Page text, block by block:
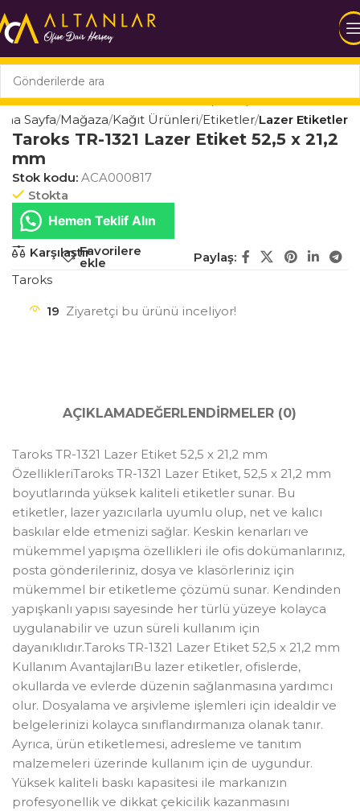
Sayfa Mağaza Kağıt Ürünleri Etiketler Lazer Etiketler
Taroks TR-1321 Lazer Etiket 52,5 x 21,2
mm
Stok kodu: ACA000817
Stokta
Hemen Teklif Alın
KarşılaştırFavorilere
ekle
Paylaş:
Taroks
19 Ziyaretçi bu ürünü inceliyor!
AÇIKLAMADEĞERLENDIRMELER (0)
Taroks TR-1321 Lazer Etiket 52,5 x 21,2 mm
ÖzellikleriTaroks TR-1321 Lazer Etiket, 52,5 x 21,2 mm
boyutlarında yüksek kaliteli etiketler sunar. Bu
etiketler, lazer yazıcılarla uyumlu olup, net ve kalıcı
baskılar elde etmenizi sağlar. Keskin kenarları ve
mükemmel yapışma özellikleri ile ofis dokümanlarınız,
posta gönderileriniz, dosya ve klasörleriniz için
mükemmel bir etiketleme çözümü sunar. Kendinden
yapışkanlı yapısı sayesinde her türlü yüzeye kolayca
uygulanabilir ve uzun süreli kullanım için
dayanıklıdır.Taroks TR-1321 Lazer Etiket 52,5 x 21,2 mm
Kullanım AvantajlarıBu lazer etiketler, ofislerde,
okullarda ve evlerde düzenin sağlanmasına yardımcı
olur. Dosyalama ve arşivleme işlemleri için idealdir ve
belgelerinizi kolayca sınıflandırmanıza olanak tanır.
Ayrıca, ürün etiketlemesi, adresleme ve tanıtım
malzemeleri üzerinde kullanım için de uygundur.
Yüksek kaliteli baskı kapasitesi ile markanızın
profesyonellik ve dikkat çekicilik kazanmasını